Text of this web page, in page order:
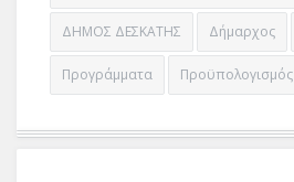
ΔΗΜΟΣ ΔΕΣΚΑΤΗΣ Δήμαρχος
Προγράμματα Προϋπολογισμός